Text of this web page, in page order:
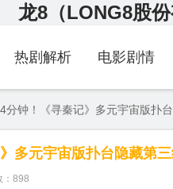
龙8（LONG8股
热剧解析 电影剧情
分钟！《寻秦记》多元宇宙版扑
多元宇宙版扑台隐藏第
898